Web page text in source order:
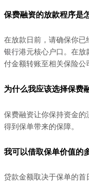
保费融资的放款程序是
在放款日前，请确保你已
银行港元核心户口。在放
付金额转账至相关保险公
为什么我应该选择保费
保费融资让你保持资金的
得到保单带来的保障。
我可以借取保单价值的
贷款金额取决于保单的首